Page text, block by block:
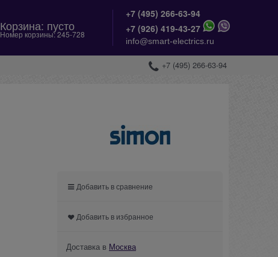
Корзина: пусто
Номер корзины: 245-728
+7 (495) 266-63-94
+7 (926) 419-43-27
info@smart-electrics.ru
+7 (495) 266-63-94
Добавить в сравнение
Добавить в избранное
Доставка в Москва